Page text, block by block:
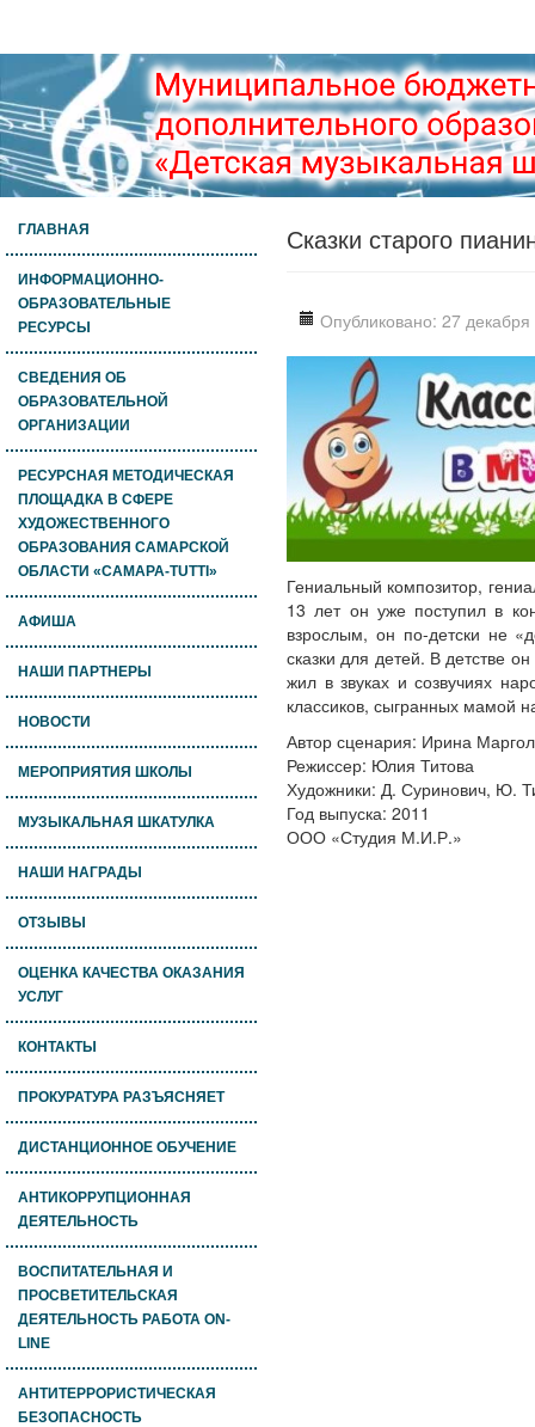
ГЛАВНАЯ
ИНФОРМАЦИОННО-
ОБРАЗОВАТЕЛЬНЫЕ
РЕСУРСЫ
СВЕДЕНИЯ ОБ
ОБРАЗОВАТЕЛЬНОЙ
ОРГАНИЗАЦИИ
РЕСУРСНАЯ МЕТОДИЧЕСКАЯ
ПЛОЩАДКА В СФЕРЕ
ХУДОЖЕСТВЕННОГО
ОБРАЗОВАНИЯ САМАРСКОЙ
ОБЛАСТИ «САМАРА-TUTTI»
АФИША
НАШИ ПАРТНЕРЫ
НОВОСТИ
МЕРОПРИЯТИЯ ШКОЛЫ
МУЗЫКАЛЬНАЯ ШКАТУЛКА
НАШИ НАГРАДЫ
ОТЗЫВЫ
ОЦЕНКА КАЧЕСТВА ОКАЗАНИЯ
УСЛУГ
КОНТАКТЫ
ПРОКУРАТУРА РАЗЪЯСНЯЕТ
ДИСТАНЦИОННОЕ ОБУЧЕНИЕ
АНТИКОРРУПЦИОННАЯ
ДЕЯТЕЛЬНОСТЬ
ВОСПИТАТЕЛЬНАЯ И
ПРОСВЕТИТЕЛЬСКАЯ
ДЕЯТЕЛЬНОСТЬ РАБОТА ON-
LINE
АНТИТЕРРОРИСТИЧЕСКАЯ
БЕЗОПАСНОСТЬ
Сказки старого
Опубликовано: 27
Гениальный композитор,
13 лет он уже поступил в
взрослым, он по-детски не
сказки для детей. В детстве
жил в звуках и созвучиях
классиков, сыгранных мамой
Автор сценария: Ирина
Режиссер: Юлия Титова
Художники: Д. Суринович, Ю.
Год выпуска: 2011
ООО «Студия М.И.Р.»